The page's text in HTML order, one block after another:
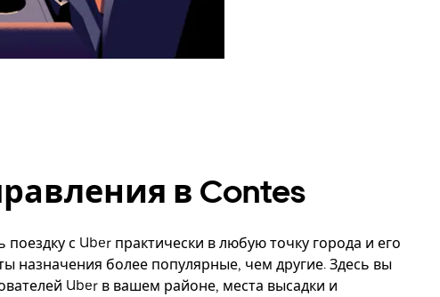
в Contes
поездку с Uber практически в любую точку города и его
назначения более популярные, чем другие. Здесь вы
Uber в вашем районе, места высадки и